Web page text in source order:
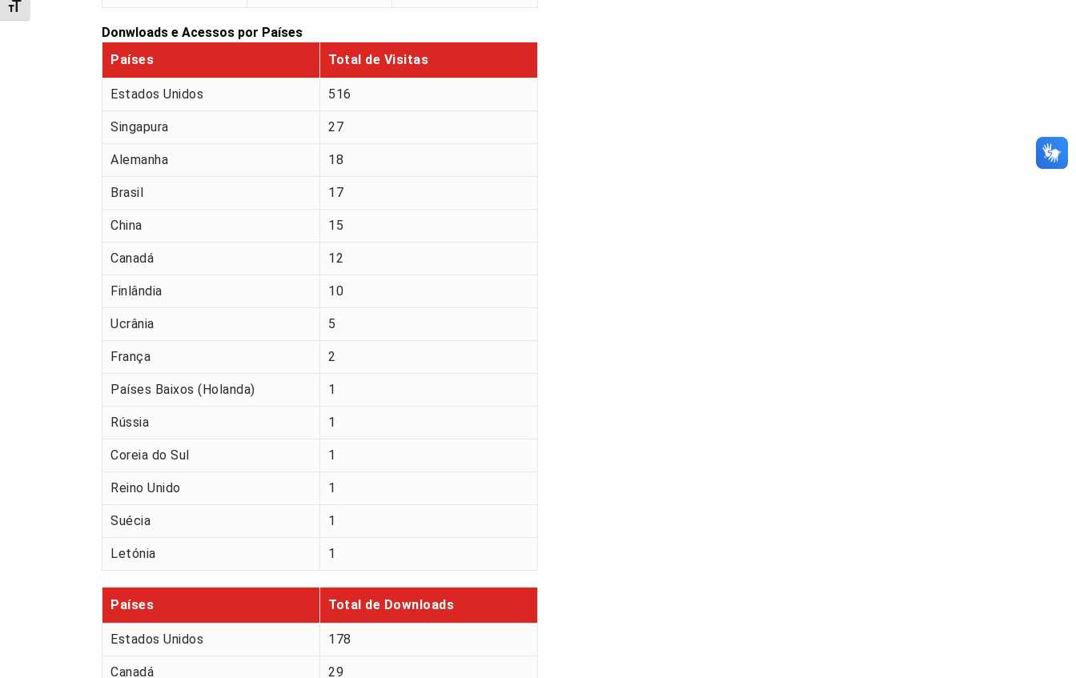
Alternar tamanho da fonte
Donwloads e Acessos por Países
Países
Total de Visitas
Estados Unidos 516
Singapura 27
Alemanha 18
Brasil 17
China 15
Canadá 12
Finlândia 10
Ucrânia 5
França 2
Países Baixos (Holanda) 1
Rússia 1
Coreia do Sul 1
Reino Unido 1
Suécia 1
Letónia 1
Países Total de Downloads
Estados Unidos 178
Canadá 29